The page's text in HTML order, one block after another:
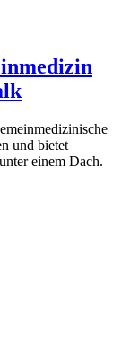
und bietet
einem Dach.